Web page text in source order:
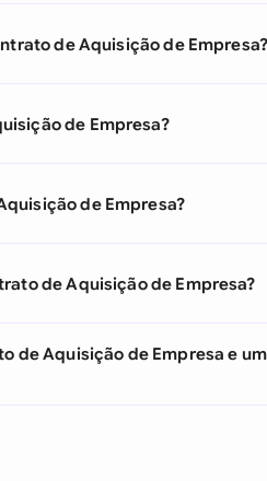
de Aquisição de Empresa?
de Empresa?
de Empresa?
de Aquisição de Empresa?
de Aquisição de Empresa e